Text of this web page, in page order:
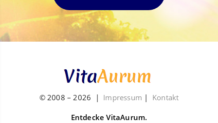
© 2008 –2026 | Impressum | Kontakt
Entdecke VitaAurum.